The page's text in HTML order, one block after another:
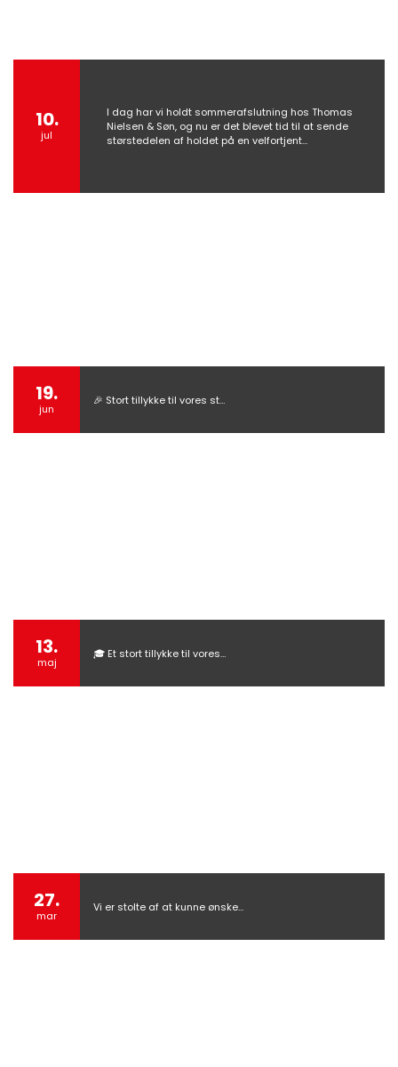
10.
jul
I dag har vi holdt sommerafslutning hos Thomas
Nielsen & Søn, og nu er det blevet tid til at sende
størstedelen af holdet på en velfortjent…
19.
jun
🎉 Stort tillykke til vores st…
13.
maj
🎓 Et stort tillykke til vores…
27.
mar
Vi er stolte af at kunne ønske…